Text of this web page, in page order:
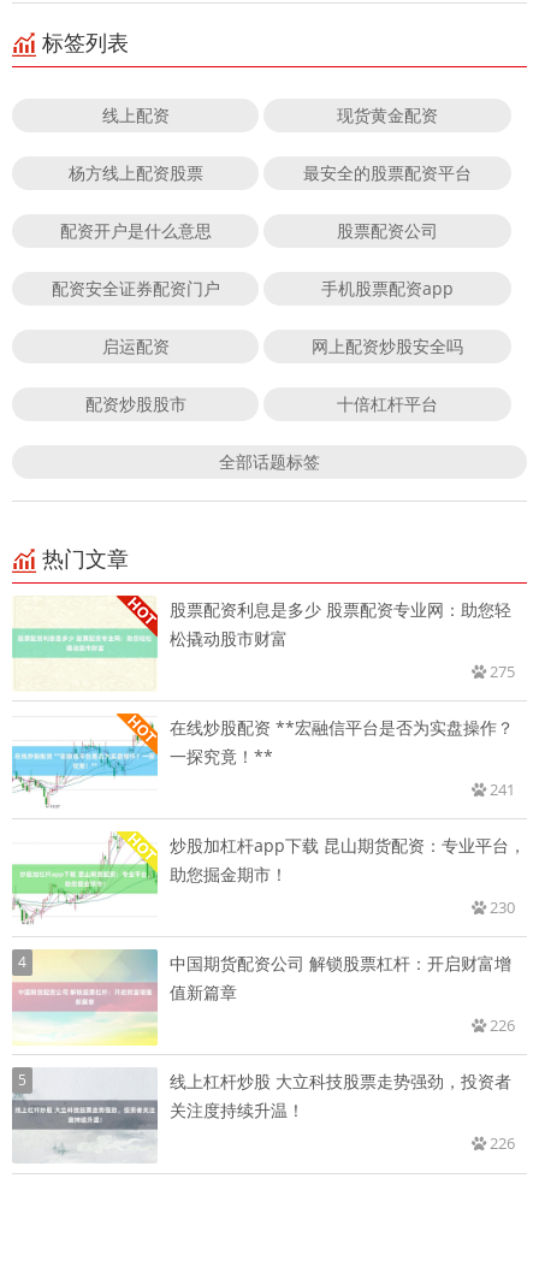
标签列表
线上配资 现货黄金配资
杨方线上配资股票 最安全的股票配资平台
配资开户是什么意思 股票配资公司
配资安全证券配资门户 手机股票配资app
启运配资 网上配资炒股安全吗
配资炒股股市 十倍杠杆平台
全部话题标签
热门文章
股票配资利息是多少 股票配资专业网：助您轻
松撬动股市财富
275
在线炒股配资 **宏融信平台是否为实盘操作？
一探究竟！**
241
炒股加杠杆app下载 昆山期货配资：专业平台，
助您掘金期市！
230
4
中国期货配资公司 解锁股票杠杆：开启财富增
值新篇章
226
5
线上杠杆炒股 大立科技股票走势强劲，投资者
关注度持续升温！
226